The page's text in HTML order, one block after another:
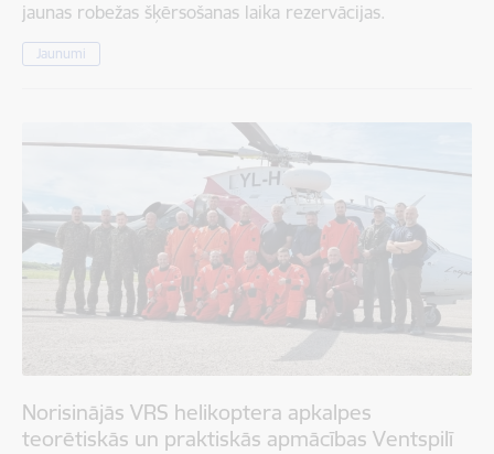
jaunas robežas šķērsošanas laika rezervācijas.
Jaunumi
Norisinājās VRS helikoptera apkalpes
teorētiskās un praktiskās apmācības Ventspilī